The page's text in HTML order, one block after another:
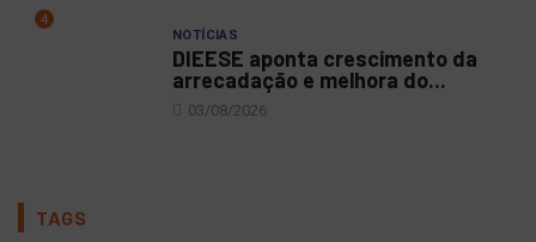
4
NOTÍCIAS
DIEESE aponta crescimento da
arrecadação e melhora do...
03/08/2026
TAGS